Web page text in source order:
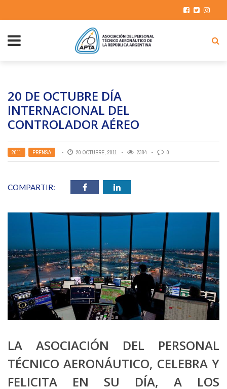
20 DE OCTUBRE DÍA
INTERNACIONAL DEL
CONTROLADOR AÉREO
2011 , PRENSA 20 OCTUBRE, 2011 2384 0
COMPARTIR:
LA ASOCIACIÓN DEL PERSONAL
TÉCNICO AERONÁUTICO, CELEBRA Y
FELICITA EN SU DÍA, A LOS